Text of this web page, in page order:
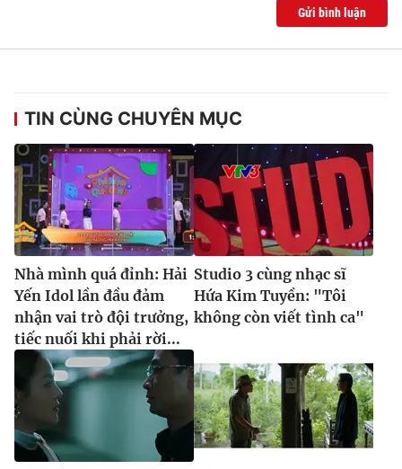
Gửi bình luận
TIN CÙNG CHUYÊN MỤC
Nhà mình quá đỉnh: Hải
Yến Idol lần đầu đảm
nhận vai trò đội trưởng,
tiếc nuối khi phải rời...
Studio 3 cùng nhạc sĩ
Hứa Kim Tuyền: "Tôi
không còn viết tình ca"